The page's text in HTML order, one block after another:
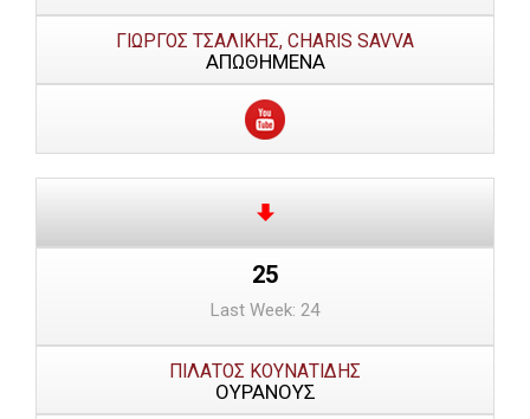
ΓΙΩΡΓΟΣ ΤΣΑΛΙΚΗΣ, CHARIS SAVVA
ΑΠΩΘΗΜΕΝΑ
25
Last Week: 24
ΠΙΛΑΤΟΣ ΚΟΥΝΑΤΙΔΗΣ
ΟΥΡΑΝΟΥΣ